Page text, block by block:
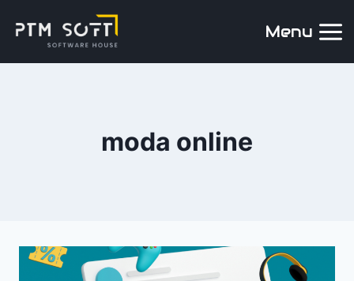
Menu
moda online